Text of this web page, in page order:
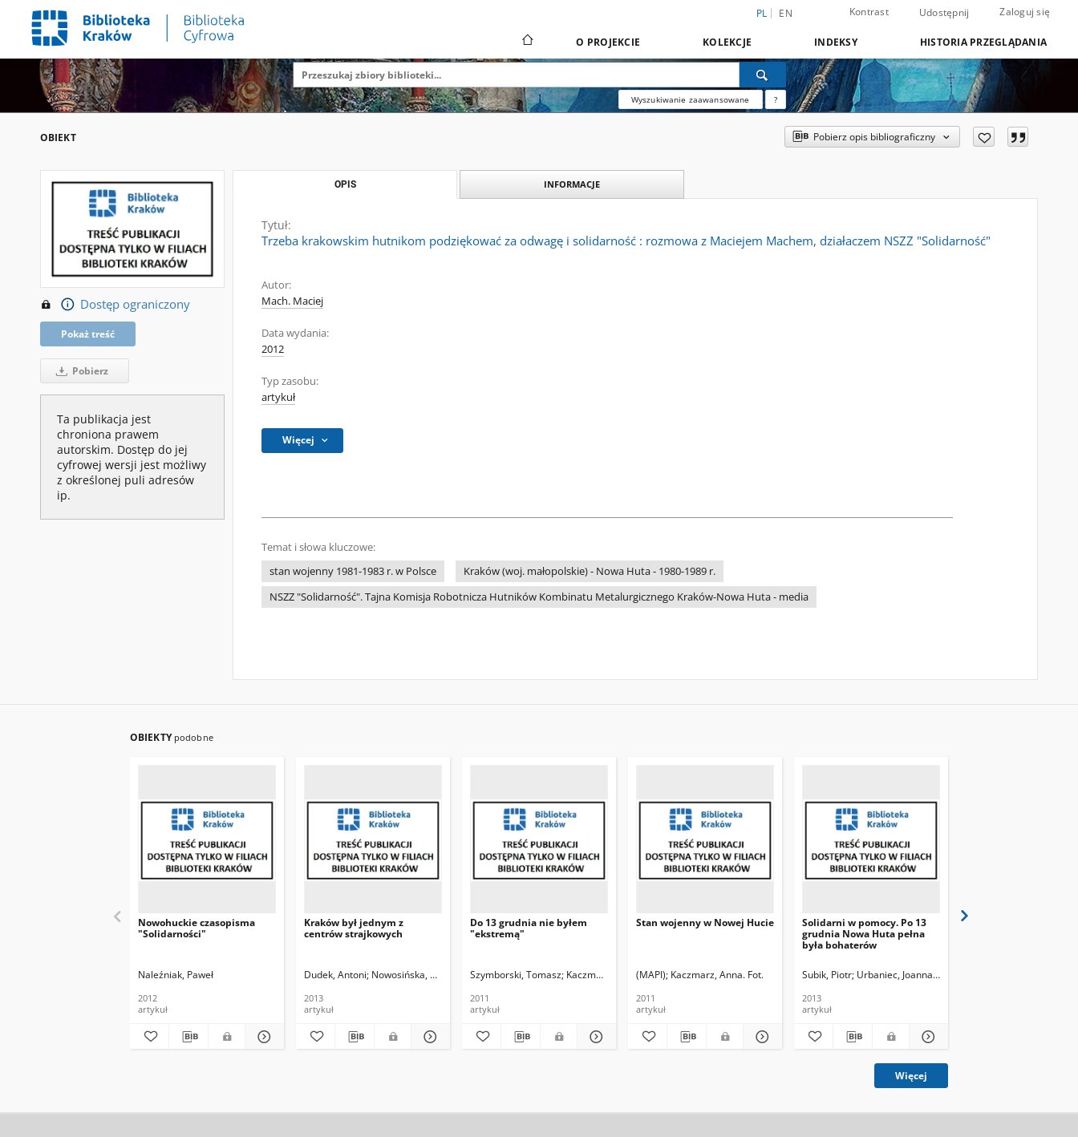
PL EN Kontrast Udostępnij Zaloguj się
O PROJEKCIE KOLEKCJE INDEKSY HISTORIA PRZEGLĄDANIA
Wyszukiwanie zaawansowane ?
OBIEKT Pobierz opis bibliograficzny
Dostęp ograniczony
Pokaż treść
Pobierz
Ta publikacja jest
chroniona prawem
autorskim. Dostęp do jej
cyfrowej wersji jest możliwy
z określonej puli adresów
ip.
OPIS INFORMACJE
Tytuł:
Trzeba krakowskim hutnikom podziękować za odwagę i solidarność : rozmowa z Maciejem Machem, działaczem NSZZ "Solidarność"
Autor:
Mach. Maciej
Data wydania:
2012
Typ zasobu:
artykuł
Więcej
Temat i słowa kluczowe:
stan wojenny 1981-1983 r. w Polsce
Kraków (woj. małopolskie) - Nowa Huta - 1980-1989 r.
NSZZ "Solidarność". Tajna Komisja Robotnicza Hutników Kombinatu Metalurgicznego Kraków-Nowa Huta - media
OBIEKTY podobne
Nowohuckie czasopisma
"Solidarności"
Naleźniak, Paweł
2012
artykuł
Kraków był jednym z
centrów strajkowych
Dudek, Antoni Nowosińska, Sylwia. Rozm.
2013
artykuł
Do 13 grudnia nie byłem
"ekstremą"
Szymborski, Tomasz Kaczmarz, Anna. Fot.
2011
artykuł
Stan wojenny w Nowej Hucie
(MAPI) Kaczmarz, Anna. Fot.
2011
artykuł
Solidarni w pomocy. Po 13
grudnia Nowa Huta pełna
była bohaterów
Subik, Piotr Urbaniec, Joanna, Fot.
2013
artykuł
Więcej